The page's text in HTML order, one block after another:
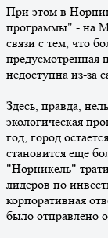
При этом в
программы" - на
связи с тем, что
предусмотренная
недоступна из-за
Здесь, правда,
экологическая
год, город
становится еще
"Норникель"
лидеров по
корпоративная
было отправлено